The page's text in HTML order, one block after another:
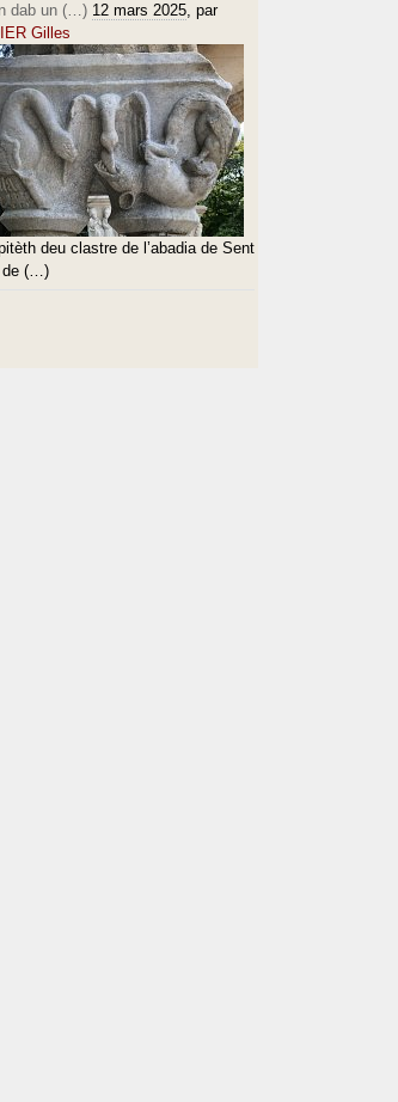
dab un (…) 12 mars 2025, par
Gilles
deu clastre de l’abadia de Sent
de (…)